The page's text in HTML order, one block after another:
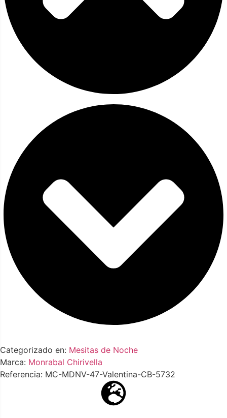
Categorizado en: Mesitas de Noche
Marca: Monrabal Chirivella
Referencia: MC-MDNV-47-Valentina-CB-5732